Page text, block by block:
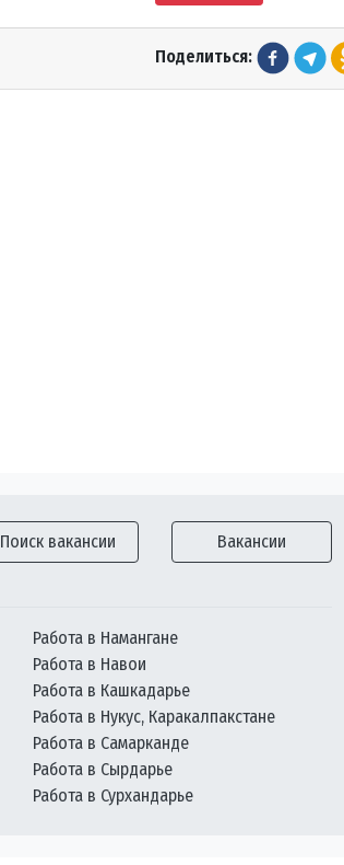
Поделиться:
Поиск вакансии Вакансии
Работа в Намангане
Работа в Навои
Работа в Кашкадарье
Работа в Нукус, Каракалпакстане
Работа в Самарканде
Работа в Сырдарье
Работа в Сурхандарье